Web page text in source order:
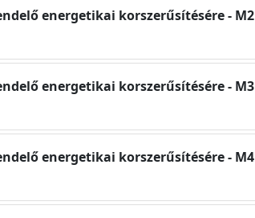
energetikai korszerűsítésére - M2
energetikai korszerűsítésére - M3
energetikai korszerűsítésére - M4